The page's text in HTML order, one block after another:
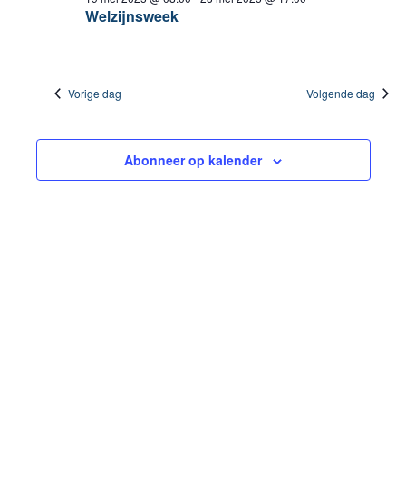
mei
2025
Welzijnsweek
Vorige dag Volgende dag
Abonneer op kalender